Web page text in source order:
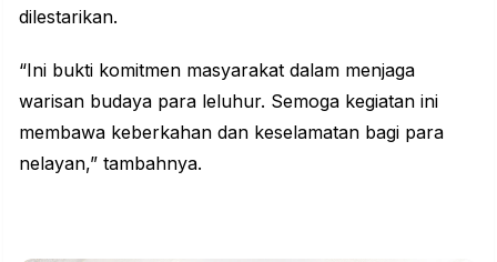
dilestarikan.
“Ini bukti komitmen masyarakat dalam menjaga
warisan budaya para leluhur. Semoga kegiatan ini
membawa keberkahan dan keselamatan bagi para
nelayan,” tambahnya.